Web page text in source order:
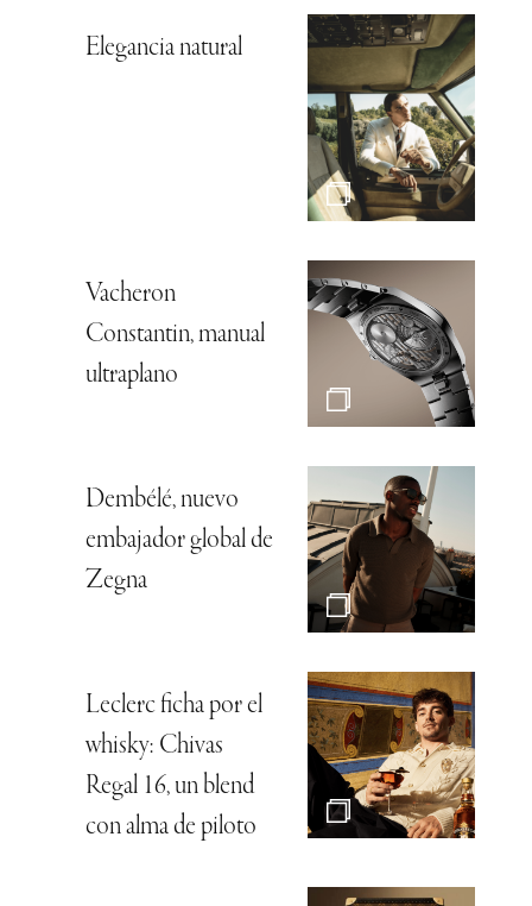
Elegancia natural
Vacheron
Constantin, manual
ultraplano
Dembélé, nuevo
embajador global de
Zegna
Leclerc ficha por el
whisky: Chivas
Regal 16, un blend
con alma de piloto